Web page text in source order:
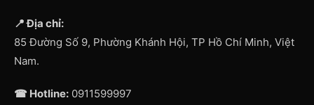
📍 Địa chỉ:
85 Đường Số 9, Phường Khánh Hội, TP Hồ Chí Minh, Việt
Nam.
☎ Hotline: 0911599997